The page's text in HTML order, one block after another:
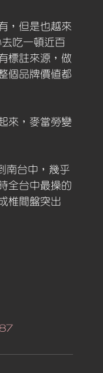
，但是也越來
吃一頓近百
標註來源，做
個品牌價值都
來，麥當勞變
南台中，幾乎
全台中最操的
椎間盤突出